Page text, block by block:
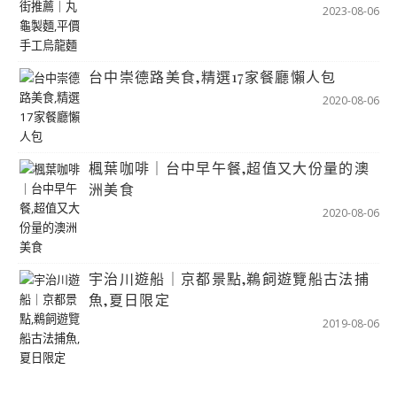
2023-08-06
台中崇德路美食,精選17家餐廳懶人包
2020-08-06
楓葉咖啡｜台中早午餐,超值又大份量的澳
洲美食
2020-08-06
宇治川遊船｜京都景點,鵜飼遊覽船古法捕
魚,夏日限定
2019-08-06